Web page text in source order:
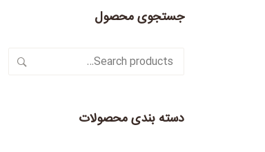
جستجوی محصول
Search
for:
دسته بندی محصولات